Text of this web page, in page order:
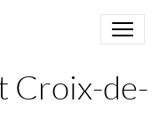
Croix-de-